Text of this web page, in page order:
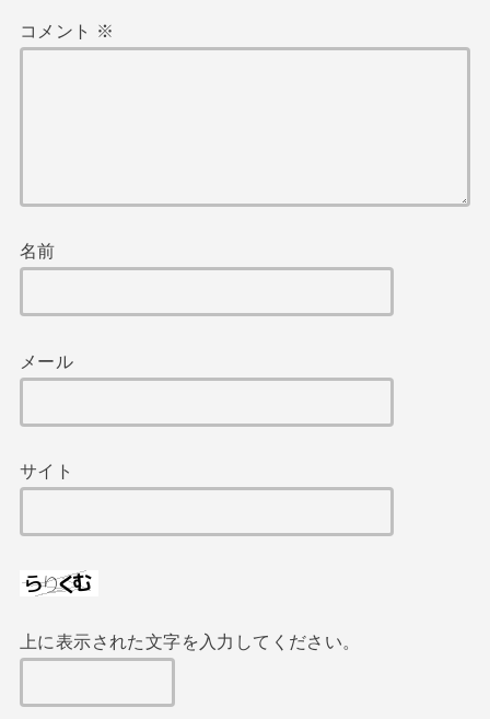
コメント ※
名前
メール
サイト
上に表示された文字を入力してください。